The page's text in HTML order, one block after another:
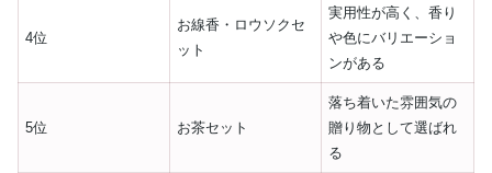
4位
お線香・ロウソクセ
ット
実用性が高く、香り
や色にバリエーショ
ンがある
5位 お茶セット
落ち着いた雰囲気の
贈り物として選ばれ
る